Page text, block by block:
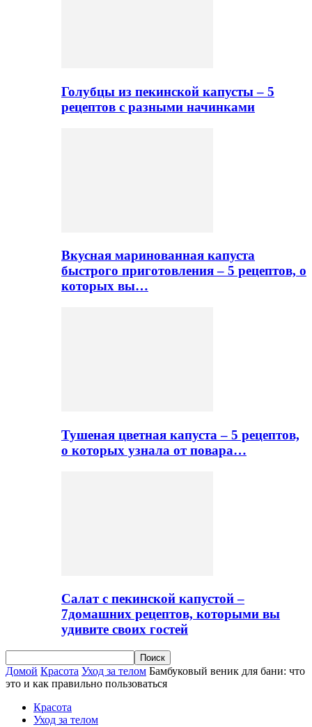
Голубцы из пекинской капусты – 5
рецептов с разными начинками
Вкусная маринованная капуста
быстрого приготовления – 5 рецептов, о
которых вы…
Тушеная цветная капуста – 5 рецептов,
о которых узнала от повара…
Салат с пекинской капустой –
7домашних рецептов, которыми вы
удивите своих гостей
Домой Красота Уход за телом Бамбуковый веник для бани: что
это и как правильно пользоваться
Красота
Уход за телом